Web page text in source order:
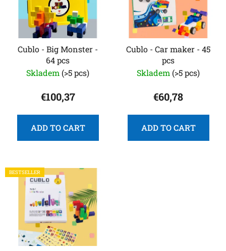
Cublo - Big Monster -
64 pcs
Skladem (>5 pcs)
€100,37
ADD TO CART
Cublo - Car maker - 45
pcs
Skladem (>5 pcs)
€60,78
ADD TO CART
BESTSELLER